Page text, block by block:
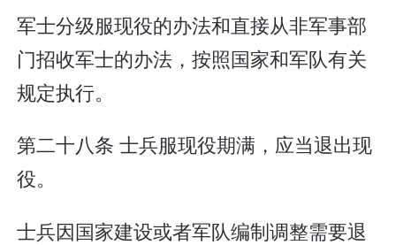
军士分级服现役的办法和直接从非军事部
门招收军士的办法，按照国家和军队有关
规定执行。
第二十八条 士兵服现役期满，应当退出现
役。
士兵因国家建设或者军队编制调整需要退